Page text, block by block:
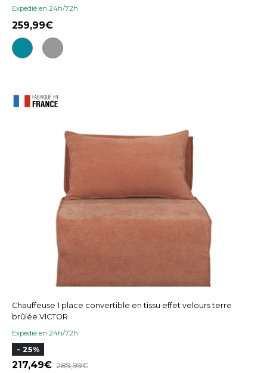
Expedié en 24h/72h
259,99
Chauffeuse 1 place convertible en tissu effet velours terre
brûlée VICTOR
Expedié en 24h/72h
- 25%
217,49 289,99